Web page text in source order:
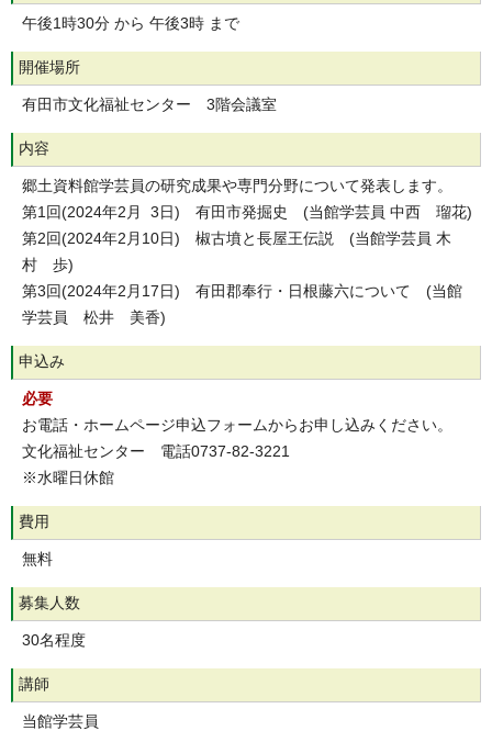
午後1時30分 から 午後3時 まで
開催場所
有田市文化福祉センター 3階会議室
内容
郷土資料館学芸員の研究成果や専門分野について発表します。
第1回(2024年2月 3日) 有田市発掘史 (当館学芸員 中西 瑠花)
第2回(2024年2月10日) 椒古墳と長屋王伝説 (当館学芸員 木
村 歩)
第3回(2024年2月17日) 有田郡奉行・日根藤六について (当館
学芸員 松井 美香)
申込み
必要
お電話・ホームページ申込フォームからお申し込みください。
文化福祉センター 電話0737-82-3221
※水曜日休館
費用
無料
募集人数
30名程度
講師
当館学芸員